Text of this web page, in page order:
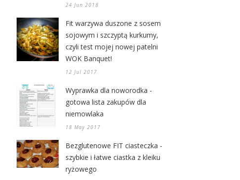
24 Jun 2018
Fit warzywa duszone z sosem
sojowym i szczyptą kurkumy,
czyli test mojej nowej patelni
WOK Banquet!
12 Jul 2017
Wyprawka dla noworodka -
gotowa lista zakupów dla
niemowlaka
18 May 2017
Bezglutenowe FIT ciasteczka -
szybkie i łatwe ciastka z kleiku
ryżowego